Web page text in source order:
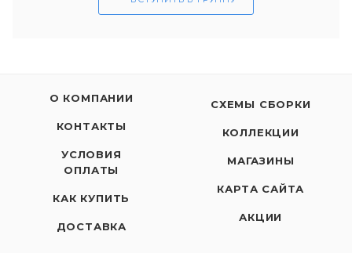
О КОМПАНИИ
КОНТАКТЫ
УСЛОВИЯ
ОПЛАТЫ
КАК КУПИТЬ
ДОСТАВКА
СХЕМЫ СБОРКИ
КОЛЛЕКЦИИ
МАГАЗИНЫ
КАРТА САЙТА
АКЦИИ